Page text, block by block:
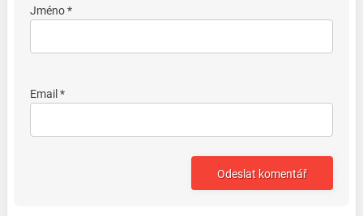
Jméno *
Email *